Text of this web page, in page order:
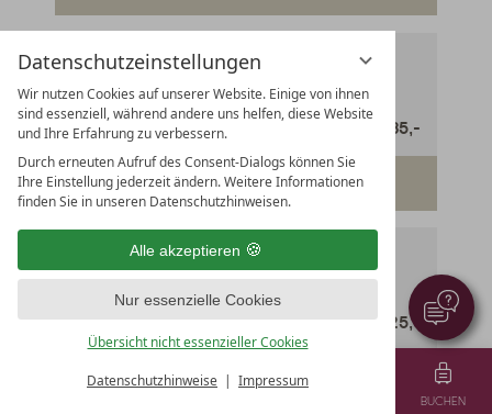
Datenschutzeinstellungen
Wir nutzen Cookies auf unserer Website. Einige von ihnen
sind essenziell, während andere uns helfen, diese Website
und Ihre Erfahrung zu verbessern.
Durch erneuten Aufruf des Consent-Dialogs können Sie
Ihre Einstellung jederzeit ändern. Weitere Informationen
finden Sie in unseren Datenschutzhinweisen.
Alle akzeptieren
Nur essenzielle Cookies
Übersicht nicht essenzieller Cookies
Datenschutzhinweise Impressum
Wimpern färben
€ 35,-
ANFRAGEN
Augenbrauen färben
€ 25,-
ANFRAGEN